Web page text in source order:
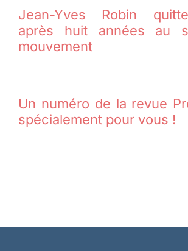
Jean-Yves Robin
après huit années au
mouvement
Un numéro de la revue
spécialement pour vous !